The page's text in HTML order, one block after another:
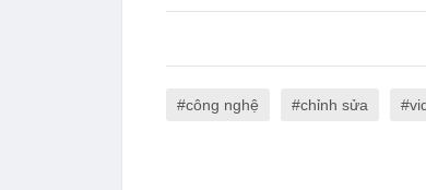
công nghệ chỉnh sửa